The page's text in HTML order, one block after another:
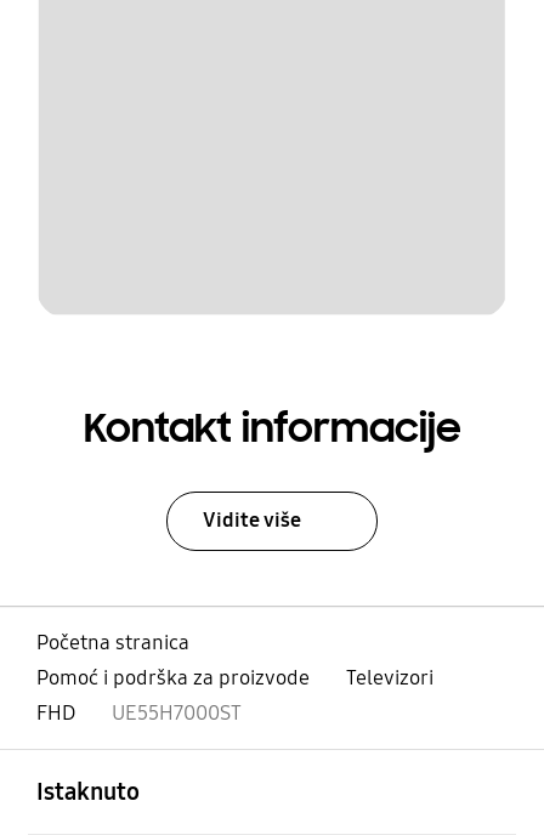
Kontakt informacije
Vidite više
Početna stranica
Pomoć i podrška za proizvode
Televizori
FHD
UE55H7000ST
Istaknuto